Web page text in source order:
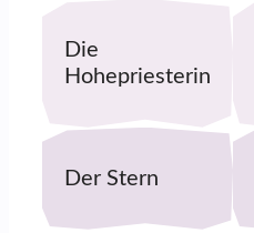
Die
Hohepriesterin
Der Stern